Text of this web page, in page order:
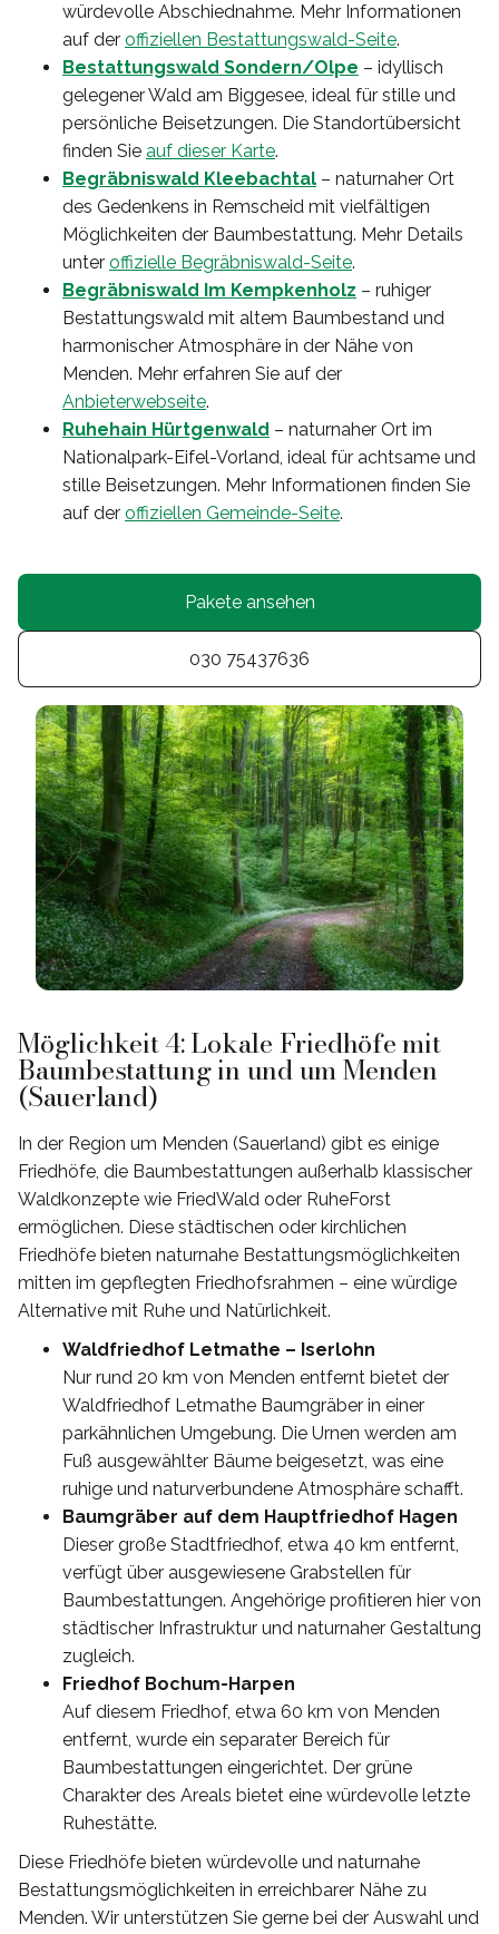
würdevolle Abschiednahme. Mehr Informationen
auf der offiziellen Bestattungswald-Seite.
Bestattungswald Sondern/Olpe – idyllisch
gelegener Wald am Biggesee, ideal für stille und
persönliche Beisetzungen. Die Standortübersicht
finden Sie auf dieser Karte.
Begräbniswald Kleebachtal – naturnaher Ort
des Gedenkens in Remscheid mit vielfältigen
Möglichkeiten der Baumbestattung. Mehr Details
unter offizielle Begräbniswald-Seite.
Begräbniswald Im Kempkenholz – ruhiger
Bestattungswald mit altem Baumbestand und
harmonischer Atmosphäre in der Nähe von
Menden. Mehr erfahren Sie auf der
Anbieterwebseite.
Ruhehain Hürtgenwald – naturnaher Ort im
Nationalpark-Eifel-Vorland, ideal für achtsame und
stille Beisetzungen. Mehr Informationen finden Sie
auf der offiziellen Gemeinde-Seite.
Pakete ansehen
030 75437636
Möglichkeit 4: Lokale Friedhöfe mit
Baumbestattung in und um Menden
(Sauerland)
In der Region um Menden (Sauerland) gibt es einige
Friedhöfe, die Baumbestattungen außerhalb klassischer
Waldkonzepte wie FriedWald oder RuheForst
ermöglichen. Diese städtischen oder kirchlichen
Friedhöfe bieten naturnahe Bestattungsmöglichkeiten
mitten im gepflegten Friedhofsrahmen – eine würdige
Alternative mit Ruhe und Natürlichkeit.
Waldfriedhof Letmathe – Iserlohn
Nur rund 20 km von Menden entfernt bietet der
Waldfriedhof Letmathe Baumgräber in einer
parkähnlichen Umgebung. Die Urnen werden am
Fuß ausgewählter Bäume beigesetzt, was eine
ruhige und naturverbundene Atmosphäre schafft.
Baumgräber auf dem Hauptfriedhof Hagen
Dieser große Stadtfriedhof, etwa 40 km entfernt,
verfügt über ausgewiesene Grabstellen für
Baumbestattungen. Angehörige profitieren hier von
städtischer Infrastruktur und naturnaher Gestaltung
zugleich.
Friedhof Bochum-Harpen
Auf diesem Friedhof, etwa 60 km von Menden
entfernt, wurde ein separater Bereich für
Baumbestattungen eingerichtet. Der grüne
Charakter des Areals bietet eine würdevolle letzte
Ruhestätte.
Diese Friedhöfe bieten würdevolle und naturnahe
Bestattungsmöglichkeiten in erreichbarer Nähe zu
Menden. Wir unterstützen Sie gerne bei der Auswahl und